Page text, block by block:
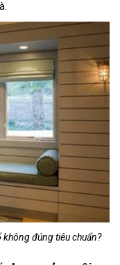
đúng tiêu chuẩn?